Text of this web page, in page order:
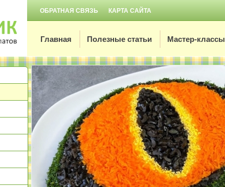
ОБРАТНАЯ СВЯЗЬ КАРТА САЙТА
Главная Полезные статьи Мастер-классы